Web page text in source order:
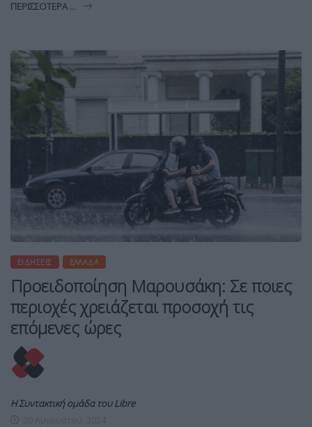
ΠΕΡΙΣΣΌΤΕΡΑ ...
ΕΙΔΉΣΕΙΣ ΕΛΛΆΔΑ
Προειδοποίηση Μαρουσάκη: Σε ποιες
περιοχές χρειάζεται προσοχή τις
επόμενες ώρες
Η Συντακτική ομάδα του Libre